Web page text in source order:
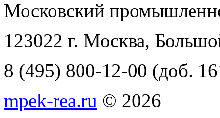
Московский
123022 г. Москва,
8 (495) 800-12-00 (доб.
mpek-rea.ru © 2026